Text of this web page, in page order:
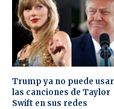
Trump ya no puede usar
las canciones de Taylor
Swift en sus redes